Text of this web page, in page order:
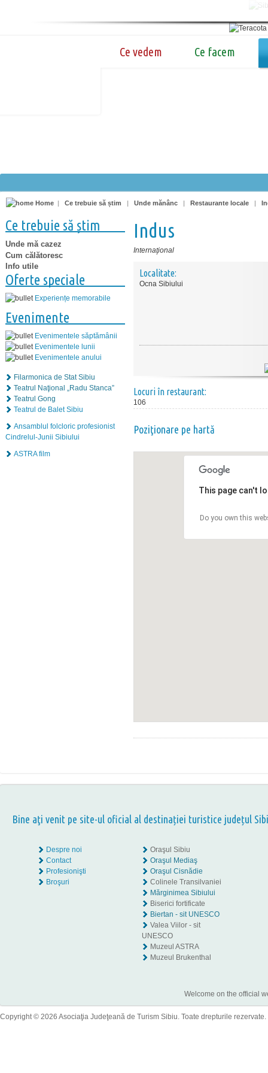
Ce vedem Ce facem
Home | Ce trebuie să știm | Unde mănânc | Restaurante locale |
Ce trebuie să știm
Unde mă cazez
Cum călătoresc
Info utile
Oferte speciale
Experiențe memorabile
Evenimente
Evenimentele săptămânii
Evenimentele lunii
Evenimentele anului
Filarmonica de Stat Sibiu
Teatrul Naţional „Radu Stanca”
Teatrul Gong
Teatrul de Balet Sibiu
Ansamblul folcloric profesionist
Cindrelul-Junii Sibiului
ASTRA film
Indus
Internaţional
Localitate:
Ocna Sibiului
Locuri în restaurant:
106
Poziţionare pe hartă
This page can't
Do you own this
Bine aţi venit pe site-ul oficial al destinației turistice județul
Despre noi
Contact
Profesionişti
Broşuri
Oraşul Sibiu
Oraşul Mediaş
Oraşul Cisnădie
Colinele Transilvaniei
Mărginimea Sibiului
Biserici fortificate
Biertan - sit UNESCO
Valea Viilor - sit
UNESCO
Muzeul ASTRA
Muzeul Brukenthal
Welcome on the official
Copyright © 2026 Asociaţia Judeţeană de Turism Sibiu. Toate drepturile rezervate.